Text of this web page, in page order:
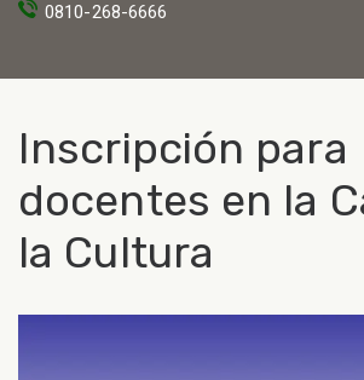
0810-268-6666
Inscripción para
docentes en la
la Cultura